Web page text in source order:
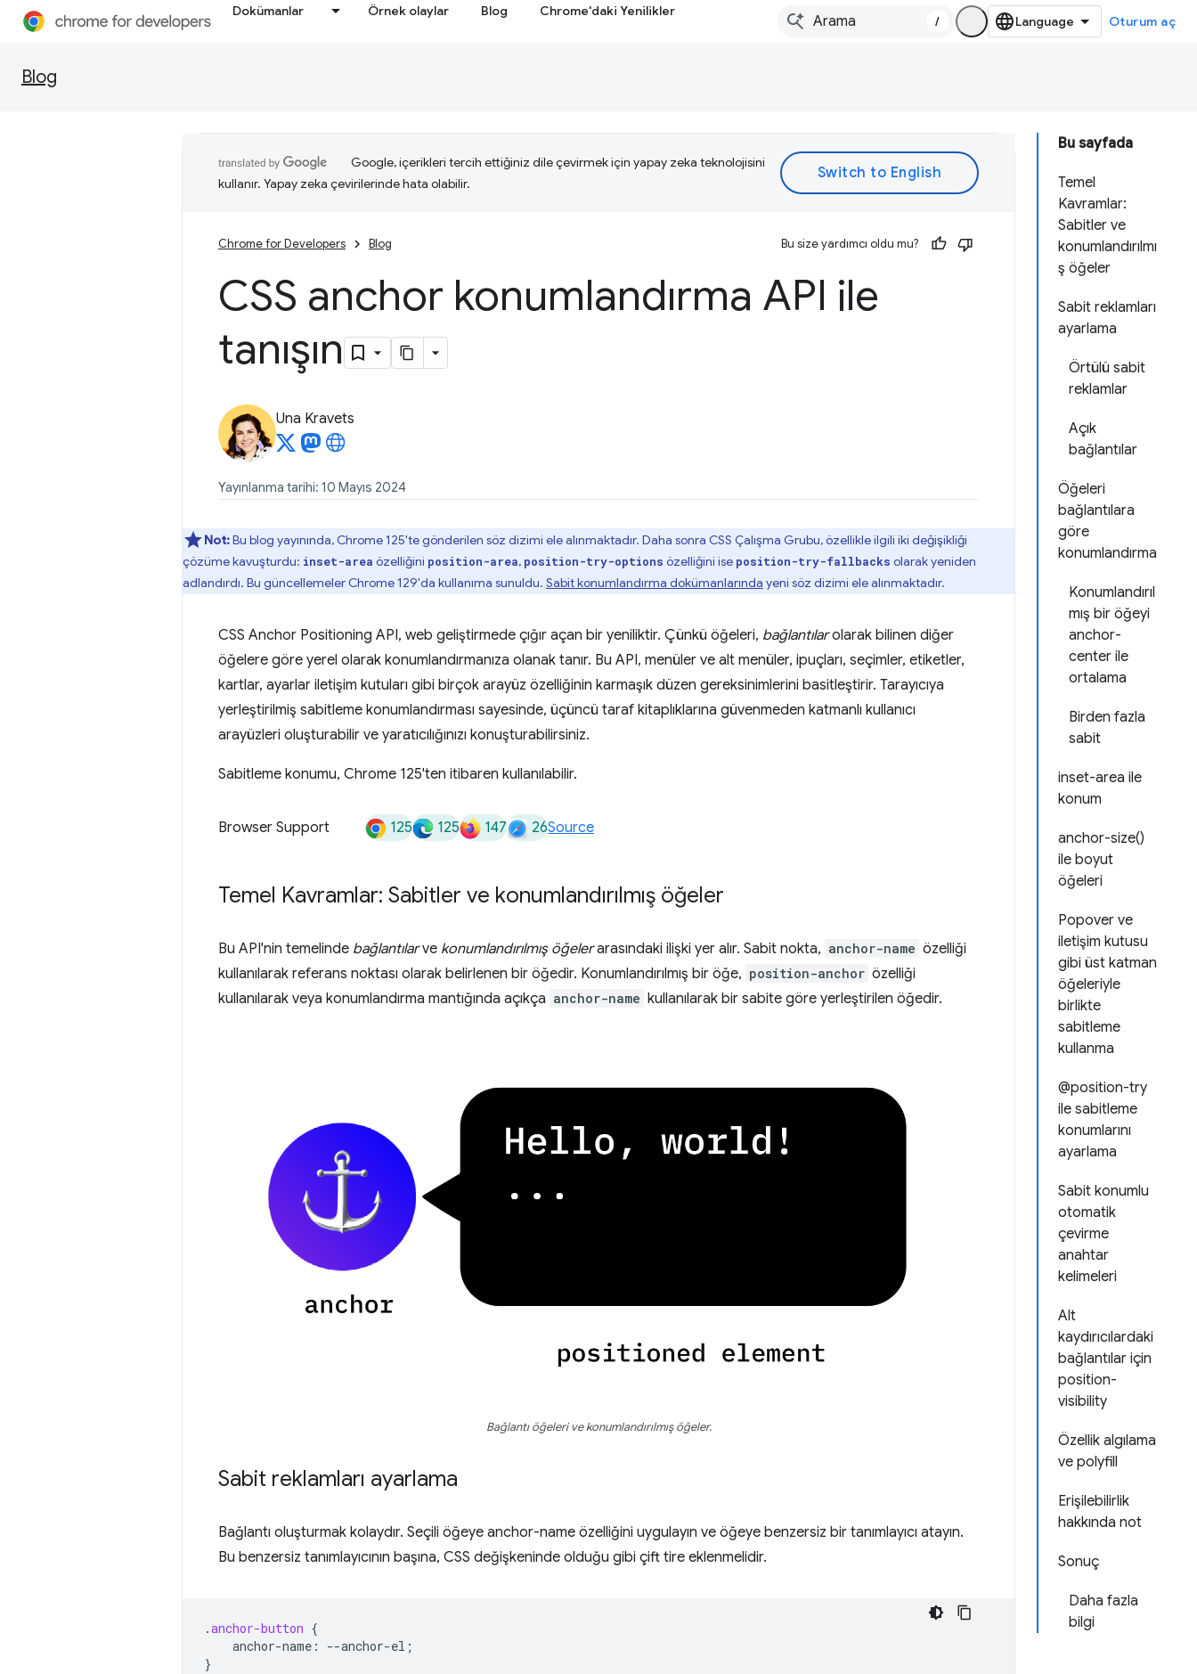
Dokümanlar Örnek olaylar Blog Chrome'daki Yenilikler
/ Oturum aç
Blog
Bu sayfada
Temel
Kavramlar:
Sabitler ve
konumlandırılmı
ş öğeler
Sabit reklamları
ayarlama
Örtülü sabit
reklamlar
Açık
bağlantılar
Öğeleri
bağlantılara
göre
konumlandırma
Konumlandırıl
mış bir öğeyi
anchor-
center ile
ortalama
Birden fazla
sabit
inset-area ile
konum
anchor-size()
ile boyut
öğeleri
Popover ve
iletişim kutusu
gibi üst katman
öğeleriyle
birlikte
sabitleme
kullanma
@position-try
ile sabitleme
konumlarını
ayarlama
Sabit konumlu
otomatik
çevirme
anahtar
kelimeleri
Alt
kaydırıcılardaki
bağlantılar için
position-
visibility
Özellik algılama
ve polyfill
Erişilebilirlik
hakkında not
Sonuç
Daha fazla
bilgi
Google, içerikleri tercih ettiğiniz dile çevirmek için yapay zeka teknolojisini
kullanır. Yapay zeka çevirilerinde hata olabilir.
Chrome for Developers Blog Bu size yardımcı oldu mu?
CSS anchor konumlandırma API ile
tanışın
Una Kravets
Yayınlanma tarihi: 10 Mayıs 2024
Not:Bu blog yayınında, Chrome 125'te gönderilen söz dizimi ele alınmaktadır. Daha sonra CSS Çalışma Grubu, özellikle ilgili iki değişikliği
çözüme kavuşturdu: inset-area özelliğini position-area, position-try-options özelliğini ise position-try-fallbacks olarak yeniden
adlandırdı. Bu güncellemeler Chrome 129'da kullanıma sunuldu. Sabit konumlandırma dokümanlarında yeni söz dizimi ele alınmaktadır.
CSS Anchor Positioning API, web geliştirmede çığır açan bir yeniliktir. Çünkü öğeleri, bağlantılarolarak bilinen diğer
öğelere göre yerel olarak konumlandırmanıza olanak tanır. Bu API, menüler ve alt menüler, ipuçları, seçimler, etiketler,
kartlar, ayarlar iletişim kutuları gibi birçok arayüz özelliğinin karmaşık düzen gereksinimlerini basitleştirir. Tarayıcıya
yerleştirilmiş sabitleme konumlandırması sayesinde, üçüncü taraf kitaplıklarına güvenmeden katmanlı kullanıcı
arayüzleri oluşturabilir ve yaratıcılığınızı konuşturabilirsiniz.
Sabitleme konumu, Chrome 125'ten itibaren kullanılabilir.
Browser Support 125 125 147 26Source
Temel Kavramlar: Sabitler ve konumlandırılmış öğeler
Bu API'nin temelinde bağlantılarve konumlandırılmış öğelerarasındaki ilişki yer alır. Sabit nokta, anchor-name özelliği
kullanılarak referans noktası olarak belirlenen bir öğedir. Konumlandırılmış bir öğe, position-anchor özelliği
kullanılarak veya konumlandırma mantığında açıkça anchor-name kullanılarak bir sabite göre yerleştirilen öğedir.
Bağlantı öğeleri ve konumlandırılmış öğeler.
Sabit reklamları ayarlama
Bağlantı oluşturmak kolaydır. Seçili öğeye anchor-name özelliğini uygulayın ve öğeye benzersiz bir tanımlayıcı atayın.
Bu benzersiz tanımlayıcının başına, CSS değişkeninde olduğu gibi çift tire eklenmelidir.
.anchor-button {
anchor-name : --anchor-el ;
}